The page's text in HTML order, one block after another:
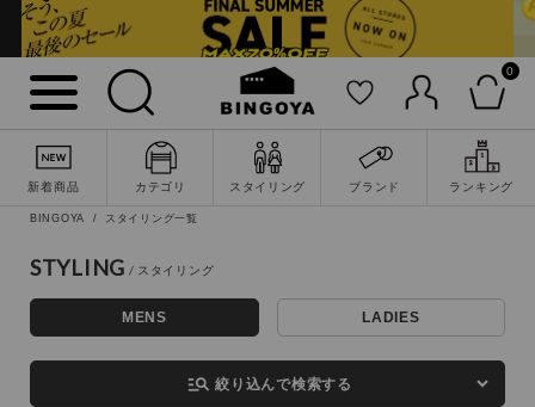
0
新着商品 カテゴリ スタイリング ブランド ランキング
詳細検索
キーワード
BINGOYA スタイリング一覧
STYLING
MENS LADIES
manage_search 絞り込んで検索する